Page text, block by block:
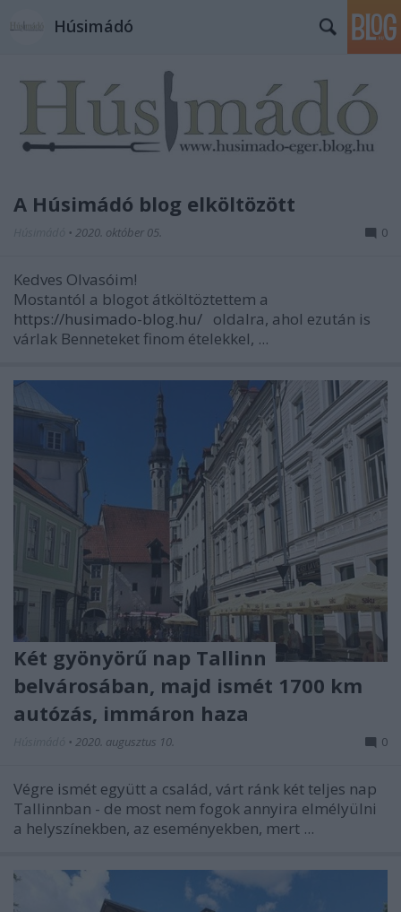
Húsimádó
A Húsimádó blog elköltözött
• 2020. október 05. 0
Kedves Olvasóim!
Mostantól a blogot átköltöztettem a
https://husimado-blog.hu/ oldalra, ahol ezután is
várlak Benneteket finom ételekkel, ...
Két gyönyörű nap Tallinn
belvárosában, majd ismét 1700 km
autózás, immáron haza
• 2020. augusztus 10. 0
Végre ismét együtt a család, várt ránk két teljes nap
Tallinnban - de most nem fogok annyira elmélyülni
a helyszínekben, az eseményekben, mert ...